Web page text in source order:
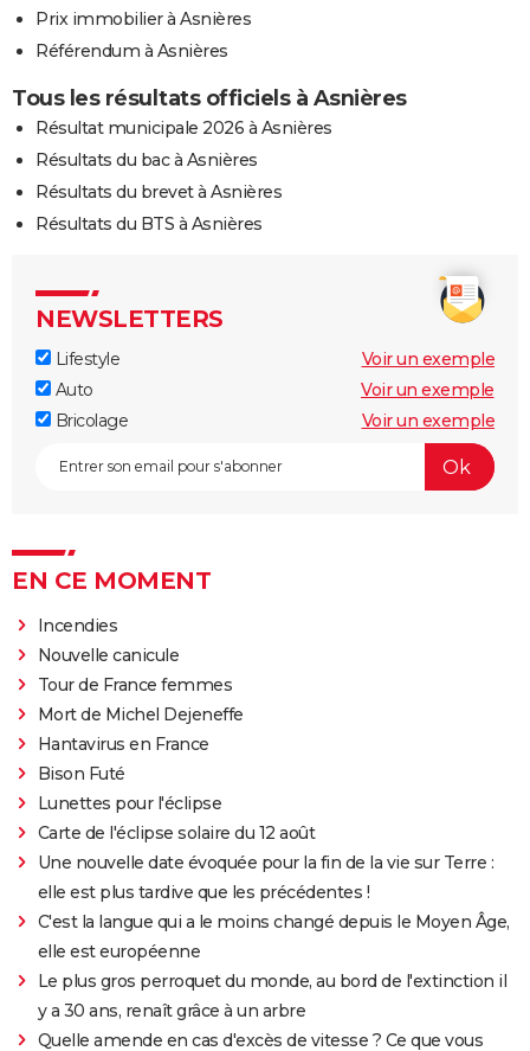
Prix immobilier à Asnières
Référendum à Asnières
Tous les résultats officiels à Asnières
Résultat municipale 2026 à Asnières
Résultats du bac à Asnières
Résultats du brevet à Asnières
Résultats du BTS à Asnières
NEWSLETTERS
Lifestyle
Voir un exemple
Auto
Voir un exemple
Bricolage
Voir un exemple
EN CE MOMENT
Incendies
Nouvelle canicule
Tour de France femmes
Mort de Michel Dejeneffe
Hantavirus en France
Bison Futé
Lunettes pour l'éclipse
Carte de l'éclipse solaire du 12 août
Une nouvelle date évoquée pour la fin de la vie sur Terre :
elle est plus tardive que les précédentes !
C'est la langue qui a le moins changé depuis le Moyen Âge,
elle est européenne
Le plus gros perroquet du monde, au bord de l'extinction il
y a 30 ans, renaît grâce à un arbre
Quelle amende en cas d'excès de vitesse ? Ce que vous